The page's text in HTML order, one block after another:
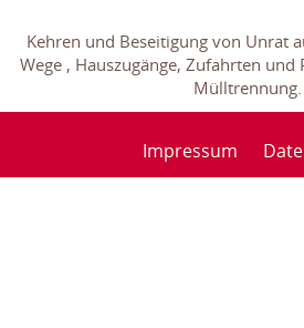
Kehren und Beseitigung von Unrat
Wege , Hauszugänge, Zufahrten und
Mülltrennung.
Impressum